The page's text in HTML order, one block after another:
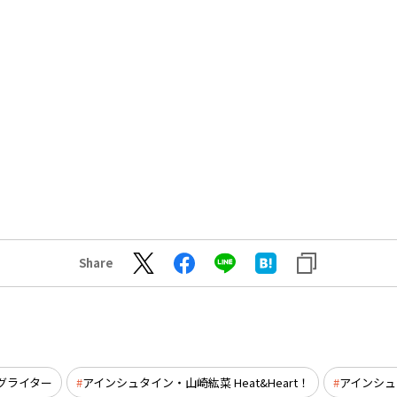
Share
ライター アインシュタイン・山崎紘菜 Heat&Heart！ アインシ